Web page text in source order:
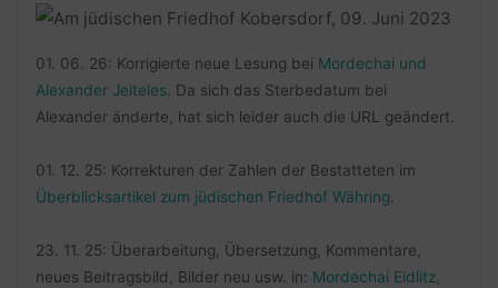
01. 06. 26: Korrigierte neue Lesung bei Mordechai und
Alexander Jeiteles . Da sich das Sterbedatum bei
Alexander änderte, hat sich leider auch die URL geändert.
01. 12. 25: Korrekturen der Zahlen der Bestatteten im
Überblicksartikel zum jüdischen Friedhof Währing
23. 11. 25: Überarbeitung, Übersetzung, Kommentare,
neues Beitragsbild, Bilder neu usw. in: Mordechai Eidlitz,